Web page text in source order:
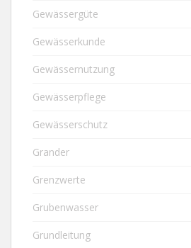
Gewässergüte
Gewässerkunde
Gewässernutzung
Gewässerpflege
Gewässerschutz
Grander
Grenzwerte
Grubenwasser
Grundleitung